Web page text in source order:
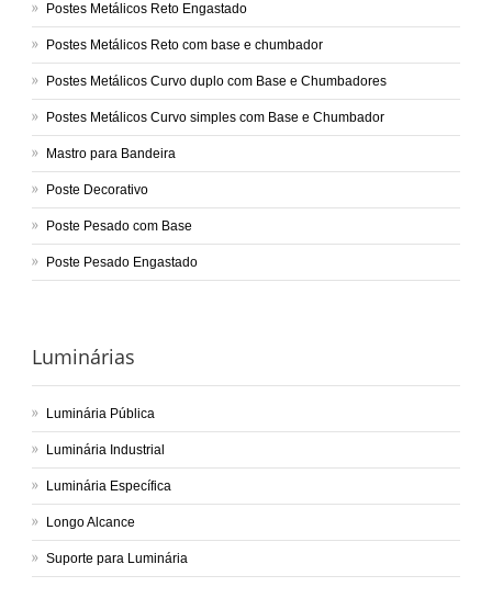
Postes Metálicos Reto Engastado
Postes Metálicos Reto com base e chumbador
Postes Metálicos Curvo duplo com Base e Chumbadores
Postes Metálicos Curvo simples com Base e Chumbador
Mastro para Bandeira
Poste Decorativo
Poste Pesado com Base
Poste Pesado Engastado
Luminárias
Luminária Pública
Luminária Industrial
Luminária Específica
Longo Alcance
Suporte para Luminária